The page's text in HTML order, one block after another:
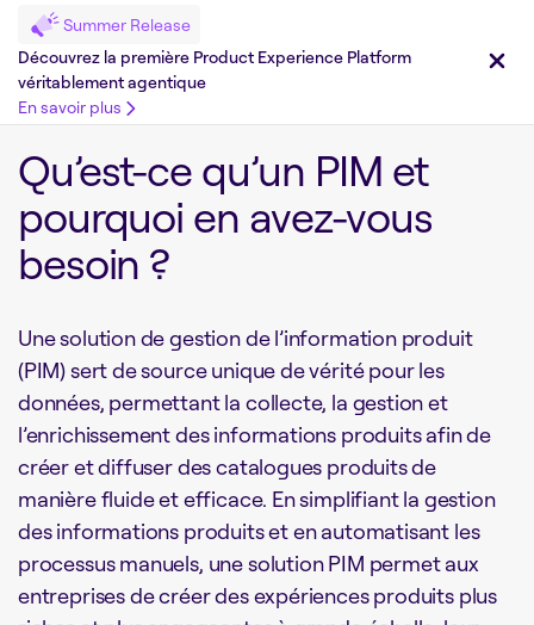
Summer Release
Découvrez la première Product Experience Platform
véritablement agentique
En savoir plus
Qu’est-ce qu’un PIM et
pourquoi en avez-vous
besoin ?
Une solution de gestion de l’information produit
(PIM) sert de source unique de vérité pour les
données, permettant la collecte, la gestion et
l’enrichissement des informations produits afin de
créer et diffuser des catalogues produits de
manière fluide et efficace. En simplifiant la gestion
des informations produits et en automatisant les
processus manuels, une solution PIM permet aux
entreprises de créer des expériences produits plus